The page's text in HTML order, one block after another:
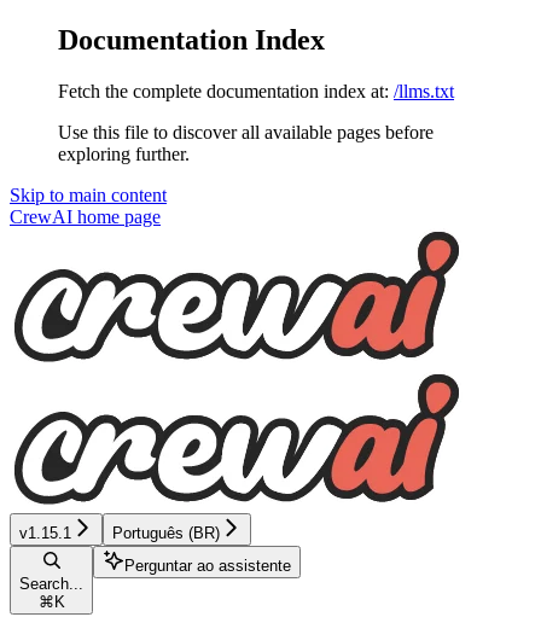
Documentation Index
Fetch the complete documentation index at: /llms.txt
Use this file to discover all available pages before
exploring further.
Skip to main content
CrewAI home page
v1.15.1 Português (BR)
Search...
⌘ K
Perguntar ao assistente